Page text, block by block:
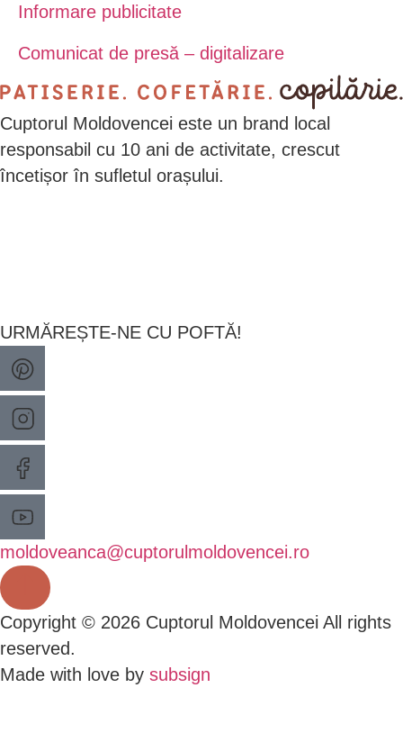
Informare publicitate
Comunicat de presă – digitalizare
Cuptorul Moldovencei este un brand local
responsabil cu 10 ani de activitate, crescut
încetișor în sufletul orașului.
URMĂREȘTE-NE CU POFTĂ!
moldoveanca@cuptorulmoldovencei.ro
Copyright © 2026 Cuptorul Moldovencei All rights
reserved.
Made with love by subsign